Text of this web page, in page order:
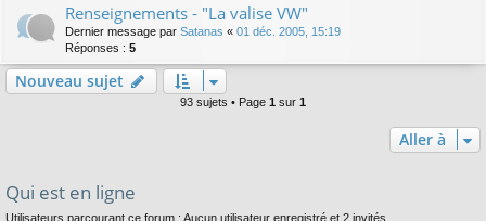
Renseignements - "La valise VW"
Dernier message par Satanas « 01 déc. 2005, 15:19
Réponses : 5
Nouveau sujet
93 sujets • Page 1 sur 1
Aller à
Qui est en ligne
Utilisateurs parcourant ce forum : Aucun utilisateur enregistré et 2 invités